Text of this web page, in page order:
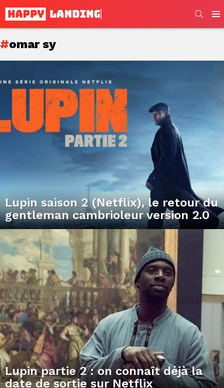
omar sy
Latest
stories
Lupin saison 2 (Netflix), le retour du
gentleman cambrioleur version 2.0
Lupin partie 2 : on connaît déjà la
date de sortie sur Netflix